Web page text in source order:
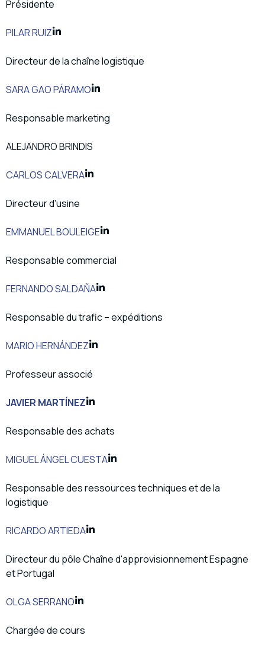
Présidente
PILAR RUIZ
Directeur de la chaîne logistique
SARA GAO PÁRAMO
Responsable marketing
ALEJANDRO BRINDIS
CARLOS CALVERA
Directeur d'usine
EMMANUEL BOULEIGE
Responsable commercial
FERNANDO SALDAÑA
Responsable du trafic – expéditions
MARIO HERNÁNDEZ
Professeur associé
JAVIER MARTÍNEZ
Responsable des achats
MIGUEL ÁNGEL CUESTA
Responsable des ressources techniques et de la
logistique
RICARDO ARTIEDA
Directeur du pôle Chaîne d'approvisionnement Espagne
et Portugal
OLGA SERRANO
Chargée de cours